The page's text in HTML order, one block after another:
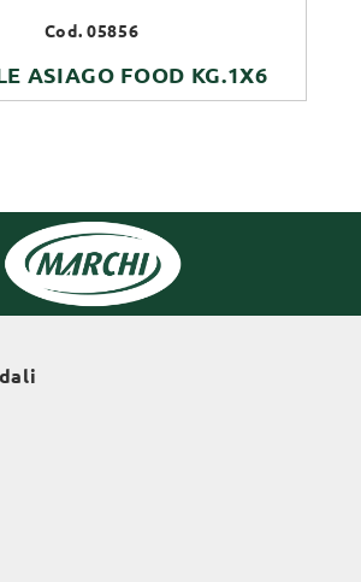
Cod. 05856
ASIAGO FOOD KG.1X6